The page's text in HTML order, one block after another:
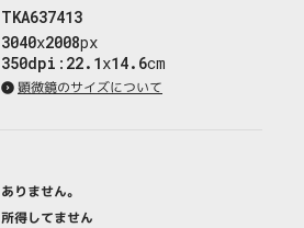
TKA637413
3040x2008px
350dpi : 22.1x14.6cm
顕微鏡のサイズについて
ありません。
所得してません